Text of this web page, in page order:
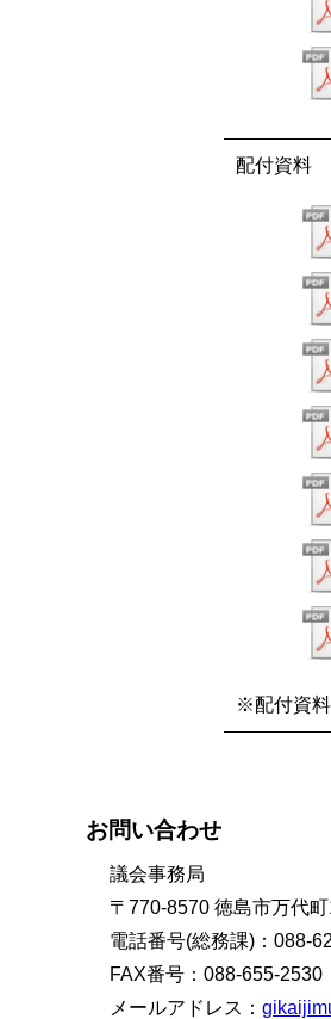
配付資料
※配付資料
お問い合わせ
議会事務局
〒770-8570 徳島市万代
電話番号(総務課)：088-
FAX番号：088-655-2530
メールアドレス：